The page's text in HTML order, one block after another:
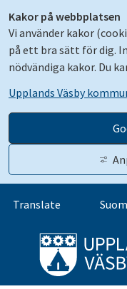
Kakor på webbplatsen
Vi använder kakor
på ett bra sätt för dig.
nödvändiga kakor. Du
Upplands Väsby
Gå till innehåll
Translate